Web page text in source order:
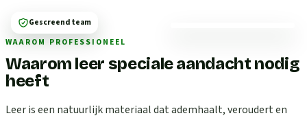
WAAROM PROFESSIONEEL
Waarom leer speciale aandacht nodig
heeft
Leer is een natuurlijk materiaal dat ademhaalt, veroudert en
Gescreend team